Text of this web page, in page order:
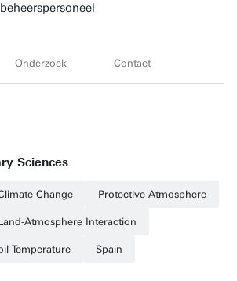
Onderzoek Contact
Sciences
Change Protective Atmosphere
Atmosphere Interaction
Temperature Spain